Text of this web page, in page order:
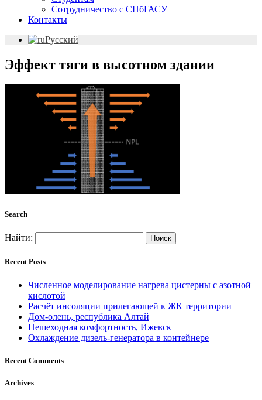
Сотрудничество с СПбГАСУ
Контакты
Русский
Эффект тяги в высотном здании
Search
Найти:
Recent Posts
Численное моделирование нагрева цистерны с азотной
кислотой
Расчёт инсоляции прилегающей к ЖК территории
Дом-олень, республика Алтай
Пешеходная комфортность, Ижевск
Охлаждение дизель-генератора в контейнере
Recent Comments
Archives